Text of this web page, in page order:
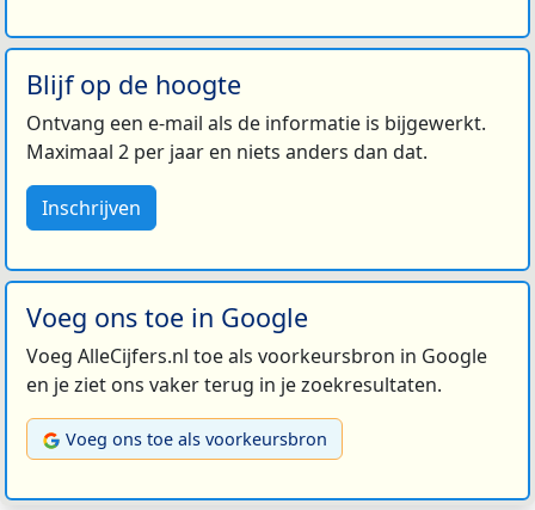
Blijf op de hoogte
Ontvang een e-mail als de informatie is bijgewerkt.
Maximaal 2 per jaar en niets anders dan dat.
Inschrijven
Voeg ons toe in Google
Voeg AlleCijfers.nl toe als voorkeursbron in Google
en je ziet ons vaker terug in je zoekresultaten.
Voeg ons toe als voorkeursbron